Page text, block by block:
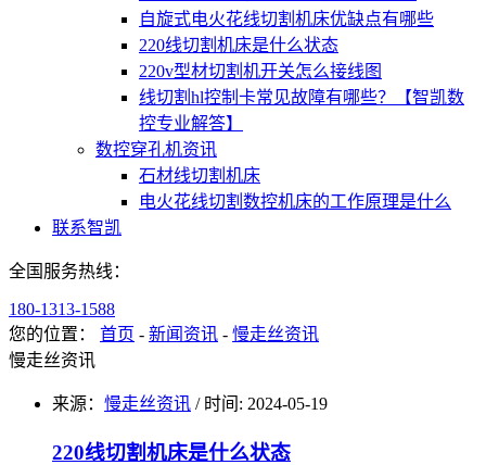
自旋式电火花线切割机床优缺点有哪些
220线切割机床是什么状态
220v型材切割机开关怎么接线图
线切割hl控制卡常见故障有哪些？【智凯数
控专业解答】
数控穿孔机资讯
石材线切割机床
电火花线切割数控机床的工作原理是什么
联系智凯
全国服务热线：
180-1313-1588
您的位置： 首页 - 新闻资讯 - 慢走丝资讯
慢走丝资讯
来源： 慢走丝资讯 / 时间: 2024-05-19
220线切割机床是什么状态